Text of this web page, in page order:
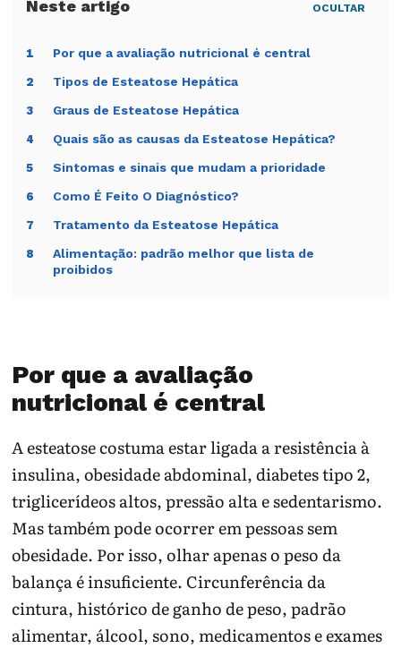
OCULTAR
1 Por que a avaliação nutricional é central
2 Tipos de Esteatose Hepática
3 Graus de Esteatose Hepática
4 Quais são as causas da Esteatose Hepática?
5 Sintomas e sinais que mudam a prioridade
6 Como É Feito O Diagnóstico?
7 Tratamento da Esteatose Hepática
8
Alimentação: padrão melhor que lista de
proibidos
Por que a avaliação
nutricional é central
A esteatose costuma estar ligada a resistência à
insulina, obesidade abdominal, diabetes tipo 2,
triglicerídeos altos, pressão alta e sedentarismo.
Mas também pode ocorrer em pessoas sem
obesidade. Por isso, olhar apenas o peso da
balança é insuficiente. Circunferência da
cintura, histórico de ganho de peso, padrão
alimentar, álcool, sono, medicamentos e exames